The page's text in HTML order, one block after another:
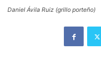
Daniel Ávila Ruiz (grillo porteño)